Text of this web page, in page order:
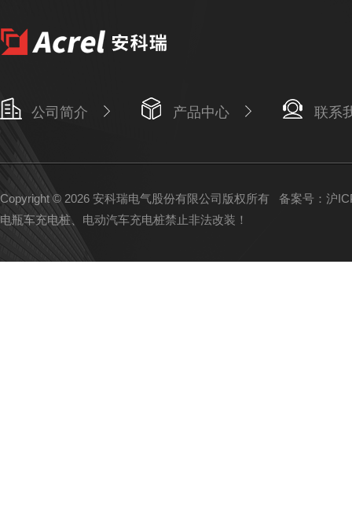
公司简介 产品中心 联系
Copyright © 2026 安科瑞电气股份有限公司版权所有 备案号：沪
电瓶车充电桩、电动汽车充电桩禁止非法改装！